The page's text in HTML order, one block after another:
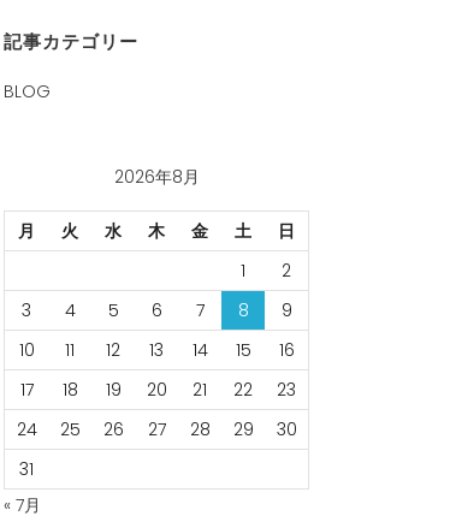
記事カテゴリー
BLOG
2026年8月
月 火 水 木 金 土
日
1
2
3
4 5 6 7 8
9
10
11 12 13 14 15
16
17
18 19 20 21 22
23
24
25 26 27 28 29
30
31
« 7月